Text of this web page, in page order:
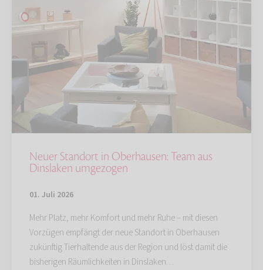
Neuer Standort in Oberhausen: Team aus
Dinslaken umgezogen
01. Juli 2026
Mehr Platz, mehr Komfort und mehr Ruhe – mit diesen
Vorzügen empfängt der neue Standort in Oberhausen
zukünftig Tierhaltende aus der Region und löst damit die
bisherigen Räumlichkeiten in Dinslaken…